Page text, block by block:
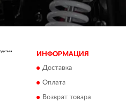
ИНФОРМАЦИЯ
Доставка
Оплата
Возврат товара